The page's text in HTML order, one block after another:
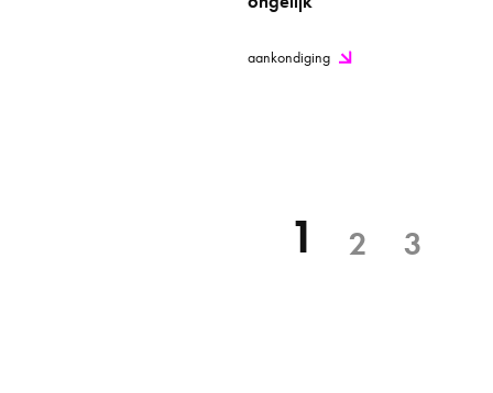
aankondiging
1 2 3